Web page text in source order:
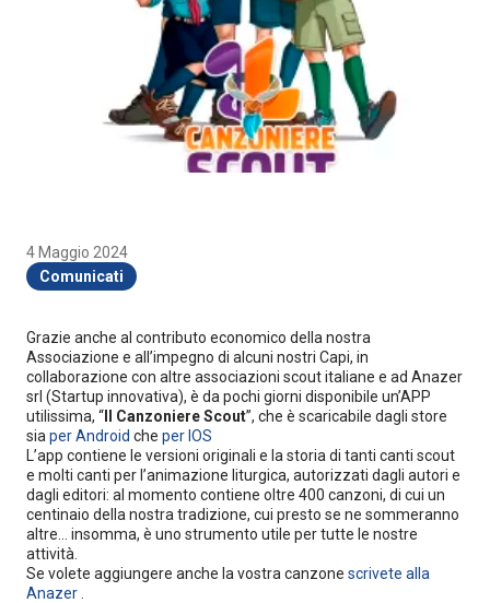
4 Maggio 2024
Comunicati
Grazie anche al contributo economico della nostra
Associazione e all’impegno di alcuni nostri Capi, in
collaborazione con altre associazioni scout italiane e ad Anazer
srl (Startup innovativa), è da pochi giorni disponibile un’APP
utilissima, “ Il Canzoniere Scout”, che è scaricabile dagli store
sia per Android che per IOS
L’app contiene le versioni originali e la storia di tanti canti scout
e molti canti per l’animazione liturgica, autorizzati dagli autori e
dagli editori: al momento contiene oltre 400 canzoni, di cui un
centinaio della nostra tradizione, cui presto se ne sommeranno
altre… insomma, è uno strumento utile per tutte le nostre
attività.
Se volete aggiungere anche la vostra canzone scrivete alla
Anazer